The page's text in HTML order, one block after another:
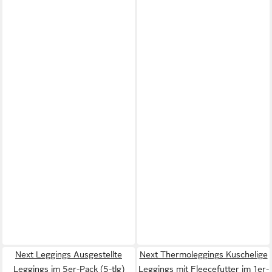
Next Leggings Ausgestellte
Leggings im 5er-Pack (5-tlg)
Next Thermoleggings Kuschelige
Leggings mit Fleecefutter im 1er-